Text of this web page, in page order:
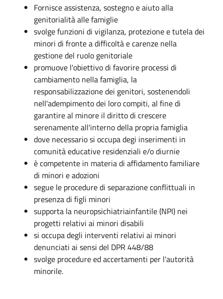
Fornisce assistenza, sostegno e aiuto alla
genitorialità alle famiglie
svolge funzioni di vigilanza, protezione e tutela dei
minori di fronte a difficoltà e carenze nella
gestione del ruolo genitoriale
promuove l'obiettivo di favorire processi di
cambiamento nella famiglia, la
responsabilizzazione dei genitori, sostenendoli
nell'adempimento dei loro compiti, al fine di
garantire al minore il diritto di crescere
serenamente all'interno della propria famiglia
dove necessario si occupa degi inserimenti in
comunità educative residenziali e/o diurnie
è competente in materia di affidamento familiare
di minori e adozioni
segue le procedure di separazione conflittuali in
presenza di figli minori
supporta la neuropsichiatriainfantile (NPI) nei
progetti relativi ai minori disabili
si occupa degli interventi relativi ai minori
denunciati ai sensi del DPR 448/88
svolge procedure ed accertamenti per l'autorità
minorile.